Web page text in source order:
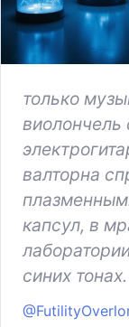
только
виолончель
валторна
капсул, в
синих тонах.